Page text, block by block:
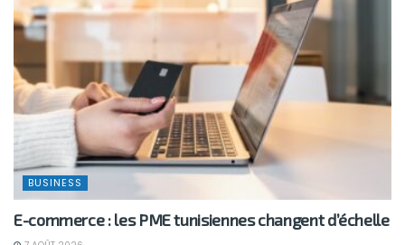
BUSINESS
E-commerce : les PME tunisiennes changent d’échelle